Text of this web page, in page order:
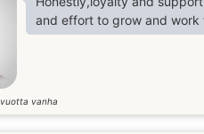
and effort to grow and work
vuotta vanha